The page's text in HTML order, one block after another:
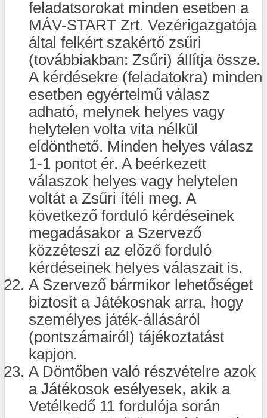
feladatsorokat minden esetben a
MÁV-START Zrt. Vezérigazgatója
által felkért szakértő zsűri
(továbbiakban: Zsűri) állítja össze.
A kérdésekre (feladatokra) minden
esetben egyértelmű válasz
adható, melynek helyes vagy
helytelen volta vita nélkül
eldönthető. Minden helyes válasz
1-1 pontot ér. A beérkezett
válaszok helyes vagy helytelen
voltát a Zsűri ítéli meg. A
következő forduló kérdéseinek
megadásakor a Szervező
közzéteszi az előző forduló
kérdéseinek helyes válaszait is.
A Szervező bármikor lehetőséget
biztosít a Játékosnak arra, hogy
személyes játék-állásáról
(pontszámairól) tájékoztatást
kapjon.
A Döntőben való részvételre azok
a Játékosok esélyesek, akik a
Vetélkedő 11 fordulója során